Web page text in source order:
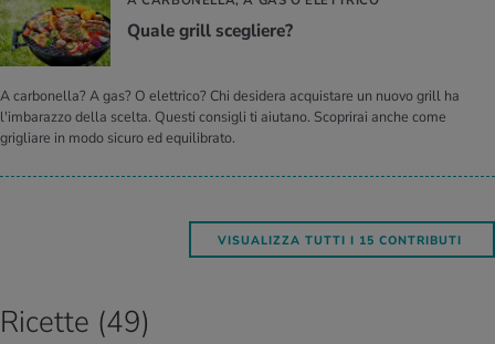
Quale grill sce­glie­re?
A carbonella? A gas? O elettrico? Chi desidera acquistare un nuovo grill ha
l'imbarazzo della scelta. Questi consigli ti aiutano. Scoprirai anche come
grigliare in modo sicuro ed equilibrato.
VISUALIZZA TUTTI I 15 CONTRIBUTI
Ricette (49)